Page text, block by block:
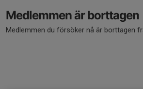
Medlemmen är borttagen
Medlemmen du försöker nå är borttagen